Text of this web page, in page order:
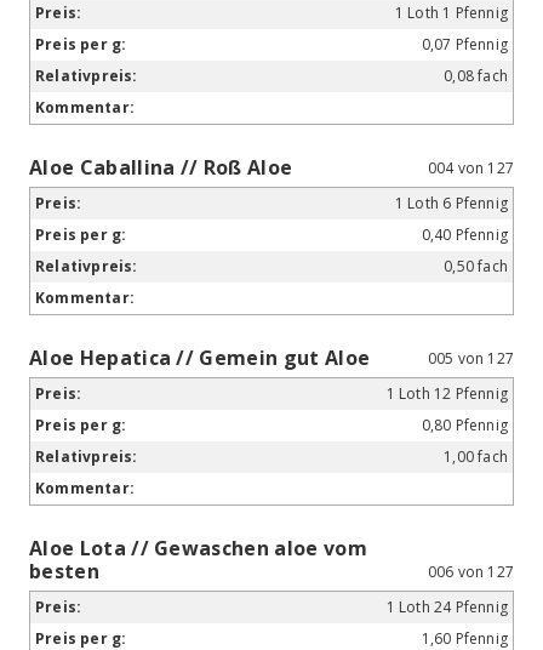
1 Loth 1 Pfennig
0,07 Pfennig
0,08 fach
Aloe Caballina // Roß Aloe
004 von 127
1 Loth 6 Pfennig
0,40 Pfennig
0,50 fach
Aloe Hepatica // Gemein gut Aloe
005 von 127
1 Loth 12 Pfennig
0,80 Pfennig
1,00 fach
Aloe Lota // Gewaschen aloe vom
besten
006 von 127
1 Loth 24 Pfennig
1,60 Pfennig